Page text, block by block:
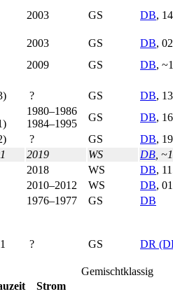
2003 GS DB,
2003 GS DB,
2009 GS DB,
? GS DB,
1980–1986
1984–1995
GS DB,
? GS DB,
2019 WS DB ,
2018 WS DB,
2010–2012 WS DB,
1976–1977 GS
DB
? GS DR
Gemischtklassig
Strom